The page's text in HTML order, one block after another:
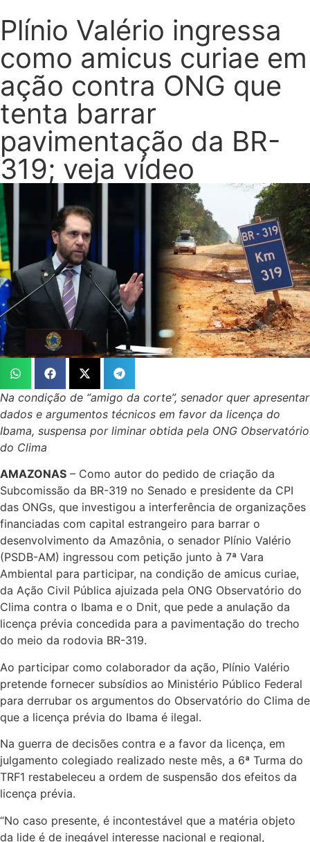
Plínio Valério ingressa
como amicus curiae em
ação contra ONG que
tenta barrar
pavimentação da BR-
319; veja vídeo
Na condição de “amigo da corte”, senador quer apresentar
dados e argumentos técnicos em favor da licença do
Ibama, suspensa por liminar obtida pela ONG Observatório
do Clima
AMAZONAS – Como autor do pedido de criação da
Subcomissão da BR-319 no Senado e presidente da CPI
das ONGs, que investigou a interferência de organizações
financiadas com capital estrangeiro para barrar o
desenvolvimento da Amazônia, o senador Plínio Valério
(PSDB-AM) ingressou com petição junto à 7ª Vara
Ambiental para participar, na condição de amicus curiae,
da Ação Civil Pública ajuizada pela ONG Observatório do
Clima contra o Ibama e o Dnit, que pede a anulação da
licença prévia concedida para a pavimentação do trecho
do meio da rodovia BR-319.
Ao participar como colaborador da ação, Plínio Valério
pretende fornecer subsídios ao Ministério Público Federal
para derrubar os argumentos do Observatório do Clima de
que a licença prévia do Ibama é ilegal.
Na guerra de decisões contra e a favor da licença, em
julgamento colegiado realizado neste mês, a 6ª Turma do
TRF1 restabeleceu a ordem de suspensão dos efeitos da
licença prévia.
“No caso presente, é incontestável que a matéria objeto
da lide é de inegável interesse nacional e regional,